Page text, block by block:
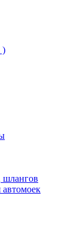
)
шлангов